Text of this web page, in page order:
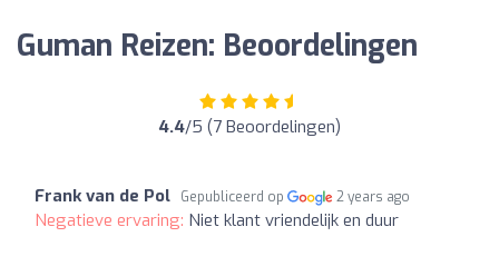
Guman Reizen: Beoordelingen
4.4/5 (7 Beoordelingen)
Frank van de Pol Gepubliceerd op 2 years ago
Negatieve ervaring: Niet klant vriendelijk en duur